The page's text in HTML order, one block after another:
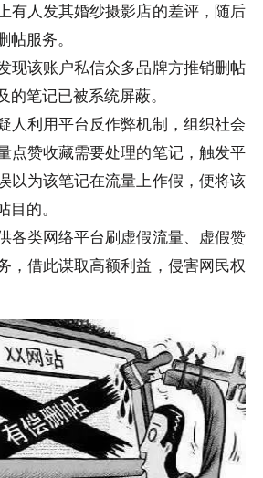
有人发其婚纱摄影店的差评，随后
帖服务。
现该账户私信众多品牌方推销删帖
的笔记已被系统屏蔽。
人利用平台反作弊机制，组织社会
点赞收藏需要处理的笔记，触发平
以为该笔记在流量上作假，便将该
目的。
各类网络平台刷虚假流量、虚假赞
，借此谋取高额利益，侵害网民权